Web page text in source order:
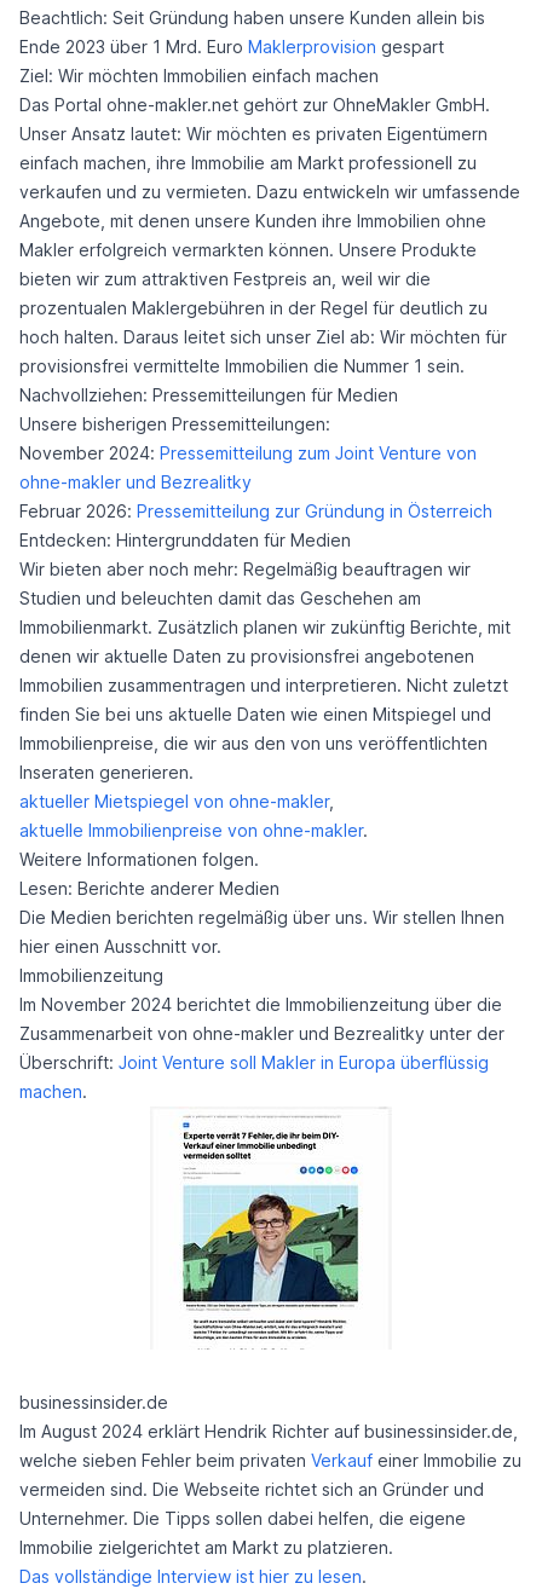
Beachtlich: Seit Gründung haben unsere Kunden allein bis
Ende 2023 über 1 Mrd. Euro Maklerprovision gespart
Ziel: Wir möchten Immobilien einfach machen
Das Portal ohne-makler.net gehört zur OhneMakler GmbH.
Unser Ansatz lautet: Wir möchten es privaten Eigentümern
einfach machen, ihre Immobilie am Markt professionell zu
verkaufen und zu vermieten. Dazu entwickeln wir umfassende
Angebote, mit denen unsere Kunden ihre Immobilien ohne
Makler erfolgreich vermarkten können. Unsere Produkte
bieten wir zum attraktiven Festpreis an, weil wir die
prozentualen Maklergebühren in der Regel für deutlich zu
hoch halten. Daraus leitet sich unser Ziel ab: Wir möchten für
provisionsfrei vermittelte Immobilien die Nummer 1 sein.
Nachvollziehen: Pressemitteilungen für Medien
Unsere bisherigen Pressemitteilungen:
November 2024: Pressemitteilung zum Joint Venture von
ohne-makler und Bezrealitky
Februar 2026: Pressemitteilung zur Gründung in Österreich
Entdecken: Hintergrunddaten für Medien
Wir bieten aber noch mehr: Regelmäßig beauftragen wir
Studien und beleuchten damit das Geschehen am
Immobilienmarkt. Zusätzlich planen wir zukünftig Berichte, mit
denen wir aktuelle Daten zu provisionsfrei angebotenen
Immobilien zusammentragen und interpretieren. Nicht zuletzt
finden Sie bei uns aktuelle Daten wie einen Mitspiegel und
Immobilienpreise, die wir aus den von uns veröffentlichten
Inseraten generieren.
aktueller Mietspiegel von ohne-makler,
aktuelle Immobilienpreise von ohne-makler.
Weitere Informationen folgen.
Lesen: Berichte anderer Medien
Die Medien berichten regelmäßig über uns. Wir stellen Ihnen
hier einen Ausschnitt vor.
Immobilienzeitung
Im November 2024 berichtet die Immobilienzeitung über die
Zusammenarbeit von ohne-makler und Bezrealitky unter der
Überschrift: Joint Venture soll Makler in Europa überflüssig
machen.
businessinsider.de
Im August 2024 erklärt Hendrik Richter auf businessinsider.de,
welche sieben Fehler beim privaten Verkauf einer Immobilie zu
vermeiden sind. Die Webseite richtet sich an Gründer und
Unternehmer. Die Tipps sollen dabei helfen, die eigene
Immobilie zielgerichtet am Markt zu platzieren.
Das vollständige Interview ist hier zu lesen.